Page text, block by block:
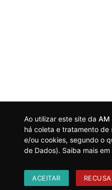
Ao utilizar este site da AM
há coleta e tratamento de
e/ou cookies, segundo o
de Dados). Saiba mais em
ACEITAR